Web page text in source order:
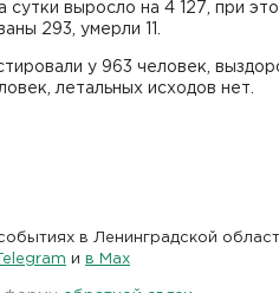
выросло на 4 127, при
293, умерли 11.
у 963 человек,
летальных исходов нет.
в Ленинградской
и в Maх